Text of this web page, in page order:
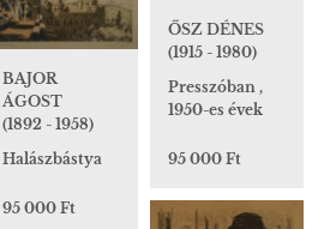
ŐSZ DÉNES
(1915 - 1980)
Presszóban ,
1950-es évek
95 000 Ft
BAJOR
ÁGOST
(1892 - 1958)
Halászbástya
95 000 Ft